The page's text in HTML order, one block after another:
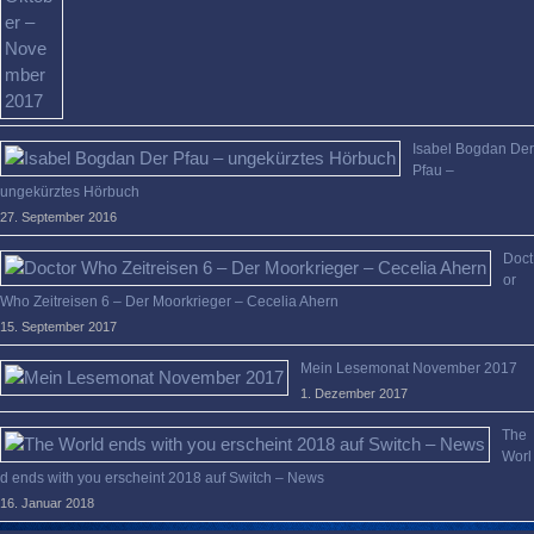
Isabel Bogdan Der
Pfau –
ungekürztes Hörbuch
27. September 2016
Doct
or
Who Zeitreisen 6 – Der Moorkrieger – Cecelia Ahern
15. September 2017
Mein Lesemonat November 2017
1. Dezember 2017
The
Worl
d ends with you erscheint 2018 auf Switch – News
16. Januar 2018